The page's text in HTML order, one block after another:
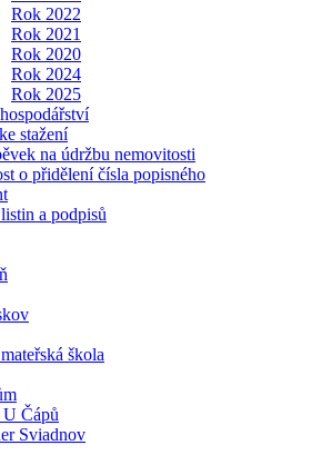
Rok 2022
Rok 2021
Rok 2020
Rok 2024
Rok 2025
stažení
na údržbu nemovitosti
o přidělení čísla popisného
a podpisů
škola
U Čápů
Sviadnov